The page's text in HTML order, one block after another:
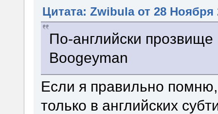
Цитата: Zwibula от 28 Ноября
По-английски прозвище
Boogeyman
Если я правильно
только в английских